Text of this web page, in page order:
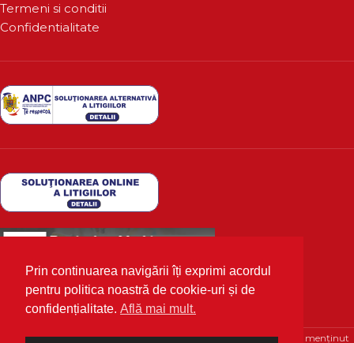
Prin continuarea navigării îți exprimi acordul
pentru politica noastră de cookie-uri și de
confidențialitate. Află mai mult.
Termeni si conditii
Confidentialitate
Deutscher Markt2020 Toate drepturile rezervate | Optimizat și menținut